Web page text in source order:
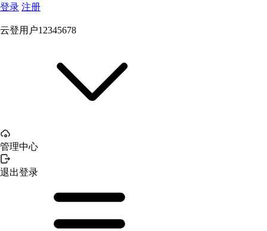
登录 注册
云登用户12345678
管理中心
退出登录